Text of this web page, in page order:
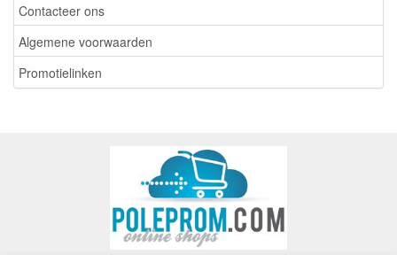
Contacteer ons
Algemene voorwaarden
Promotielinken